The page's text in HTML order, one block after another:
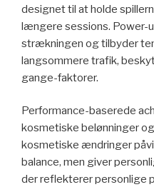
designet til at holde
længere sessions. Power-
strækningen og tilbyder
langsommere trafik,
gange-faktorer.
Performance-baserede
kosmetiske belønninger
kosmetiske ændringer
balance, men giver
der reflekterer personlige